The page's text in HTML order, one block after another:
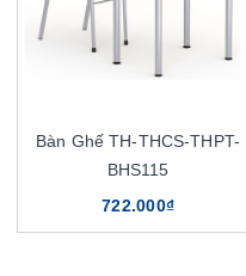
Bàn Ghế TH-THCS-THPT-
BHS115
722.000₫